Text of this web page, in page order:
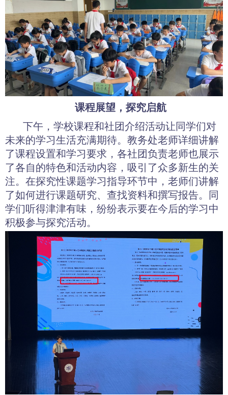
课程展望，探究启航
下午，学校课程和社团介绍活动让同学们对
未来的学习生活充满期待。教务处老师详细讲解
了课程设置和学习要求，各社团负责老师也展示
了各自的特色和活动内容，吸引了众多新生的关
注。在探究性课题学习指导环节中，老师们讲解
了如何进行课题研究、查找资料和撰写报告。同
学们听得津津有味，纷纷表示要在今后的学习中
积极参与探究活动。